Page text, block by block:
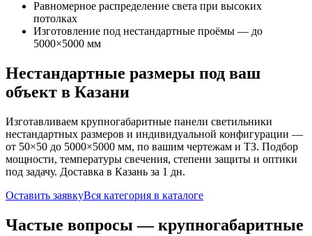
Равномерное распределение света при высоких
потолках
Изготовление под нестандартные проёмы — до
5000×5000 мм
Нестандартные размеры под ваш
объект в Казани
Изготавливаем крупногабаритные панели светильники
нестандартных размеров и индивидуальной конфигурации —
от 50×50 до 5000×5000 мм, по вашим чертежам и ТЗ. Подбор
мощности, температуры свечения, степени защиты и оптики
под задачу. Доставка в Казань за 1 дн.
Оставить заявкуВся категория в каталоге
Частые вопросы —крупногабаритные